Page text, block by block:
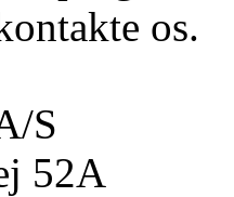
os.
S
52A